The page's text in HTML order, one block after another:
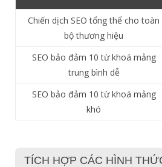
Chiến dịch SEO tổng thể cho toàn
bộ thương hiệu
SEO bảo đảm 10 từ khoá mảng
trung bình dễ
SEO bảo đảm 10 từ khoá mảng
khó
TÍCH HỢP CÁC HÌNH